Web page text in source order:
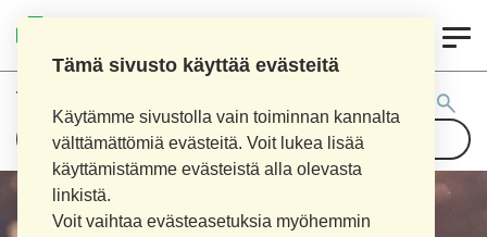
Tämä sivusto käyttää evästeitä
Käytämme sivustolla vain toiminnan kannalta
välttämättömiä evästeitä. Voit lukea lisää
käyttämistämme evästeistä alla olevasta
linkistä.
Voit vaihtaa evästeasetuksia myöhemmin
Tuotehaku: